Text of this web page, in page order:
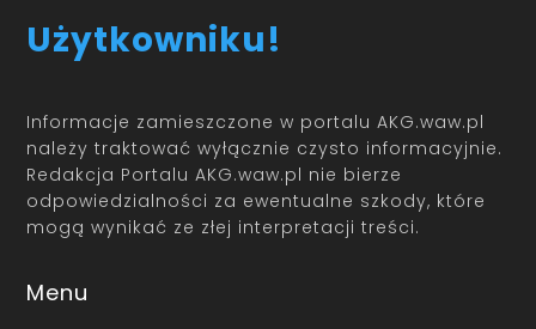
Użytkowniku!
Informacje zamieszczone w portalu AKG.waw.pl
należy traktować wyłącznie czysto informacyjnie.
Redakcja Portalu AKG.waw.pl nie bierze
odpowiedzialności za ewentualne szkody, które
mogą wynikać ze złej interpretacji treści.
Menu